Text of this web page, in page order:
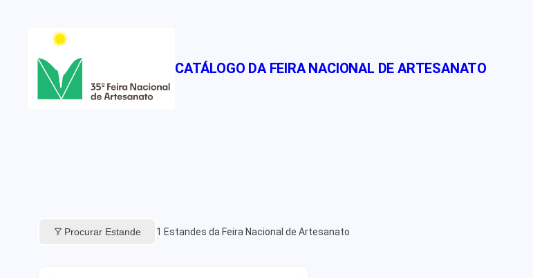
conteúdo
CATÁLOGO DA FEIRA NACIONAL DE ARTESANATO
Procurar Estande 1 Estandes da Feira Nacional de Artesanato